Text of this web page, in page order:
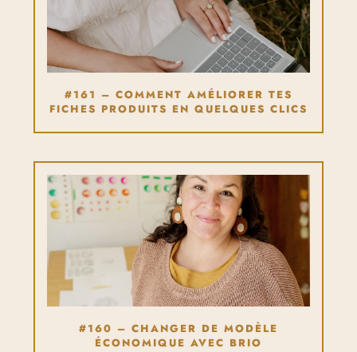
#161 – COMMENT AMÉLIORER TES
FICHES PRODUITS EN QUELQUES CLICS
#160 – CHANGER DE MODÈLE
ÉCONOMIQUE AVEC BRIO